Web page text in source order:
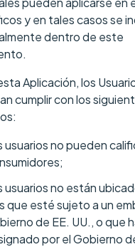
y en tales casos se
dentro de este
Aplicación, los
cumplir con los
usuarios no pueden
usuarios no están
que esté sujeto a un
de EE. UU., o que
por el Gobierno